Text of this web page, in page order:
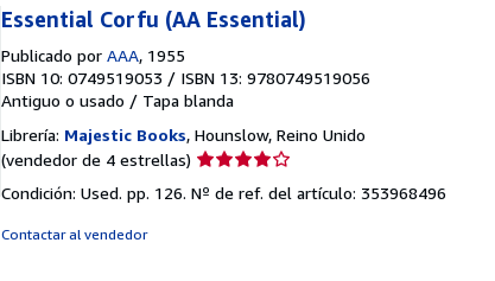
Essential Corfu (AA Essential)
Publicado por AAA, 1955
ISBN 10: 0749519053 / ISBN 13: 9780749519056
Antiguo o usado / Tapa blanda
Librería: Majestic Books, Hounslow, Reino Unido
(vendedor de 4 estrellas) Calificación
vendedor:
Condición: Used. pp. 126. Nº de ref. del artículo: 353968496
Contactar al vendedor